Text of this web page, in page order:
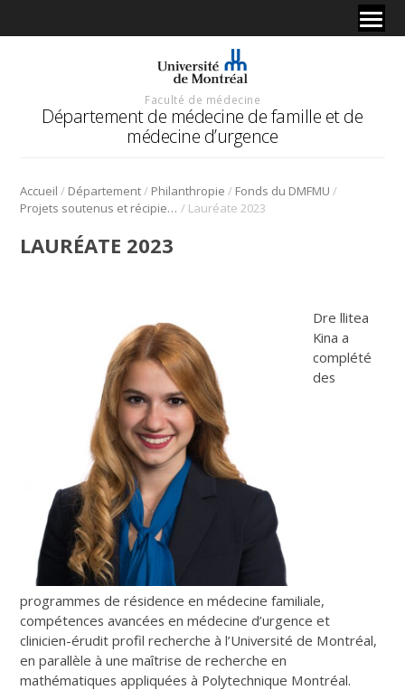
Faculté de médecine
Département de médecine de famille et de
médecine d’urgence
Accueil / Département/ Philanthropie / Fonds du DMFMU /
Projets soutenus et récipiendaires / Lauréate 2023
LAURÉATE 2023
Dre llitea
Kina a
complété
des
programmes de résidence en médecine familiale,
compétences avancées en médecine d’urgence et
clinicien-érudit profil recherche à l’Université de Montréal,
en parallèle à une maîtrise de recherche en
mathématiques appliquées à Polytechnique Montréal.